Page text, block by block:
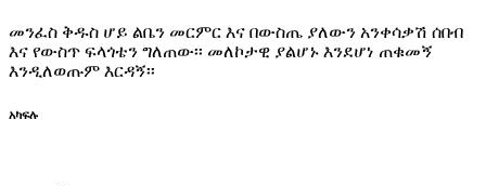
መንፈስ ቅዱስ ሆይ ልቤን መርምር እና በውስጤ ያለውን አንቀሳቃሽ ሰበብ
እና የውስጥ ፍላጎቴን ግለጠው፡፡ መለኮታዊ ያልሆኑ እንደሆነ ጠቁመኝ
እንዲለወጡም እርዳኝ፡፡
አካፍሉ